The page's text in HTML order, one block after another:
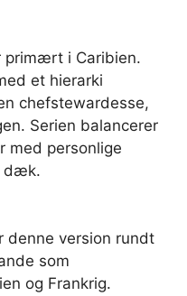
primært i Caribien.
et hierarki
chefstewardesse,
Serien balancerer
med personlige
dæk.
denne version rundt
som
og Frankrig.